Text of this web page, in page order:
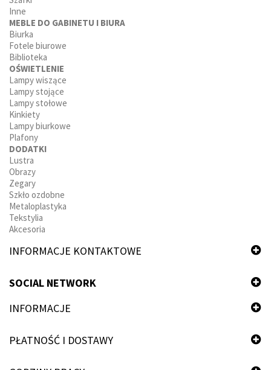
Inne
MEBLE DO GABINETU I BIURA
Biurka
Fotele biurowe
Biblioteka
OŚWIETLENIE
Lampy wiszące
Lampy stojące
Lampy stołowe
Kinkiety
Lampy biurkowe
Plafony
DODATKI
Lustra
Obrazy
Zegary
Szkło ozdobne
Metaloplastyka
Tekstylia
Akcesoria
INFORMACJE KONTAKTOWE
SOCIAL NETWORK
INFORMACJE
PŁATNOŚĆ I DOSTAWY